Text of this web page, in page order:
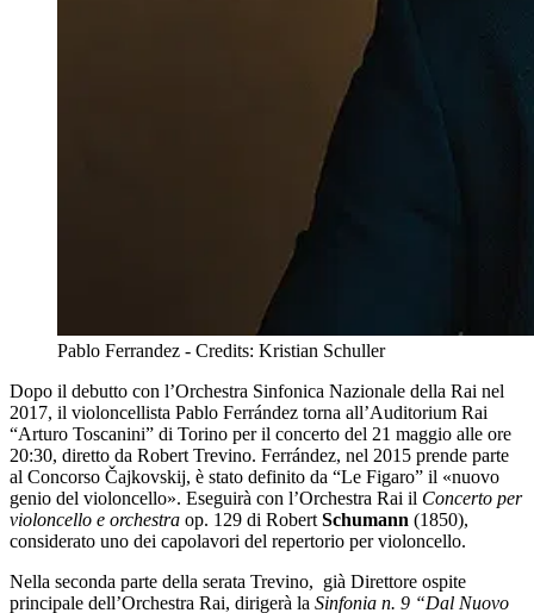
Pablo Ferrandez - Credits: Kristian Schuller
Dopo il debutto con l’Orchestra Sinfonica Nazionale della Rai nel
2017, il violoncellista Pablo Ferrández torna all’Auditorium Rai
“Arturo Toscanini” di Torino per il concerto del 21 maggio alle ore
20:30, diretto da Robert Trevino. Ferrández, nel 2015 prende parte
al Concorso Čajkovskij, è stato definito da “Le Figaro” il «nuovo
genio del violoncello». Eseguirà con l’Orchestra Rai il Concerto per
violoncello e orchestra op. 129 di Robert Schumann (1850),
considerato uno dei capolavori del repertorio per violoncello.
Nella seconda parte della serata Trevino, già Direttore ospite
principale dell’Orchestra Rai, dirigerà la Sinfonia n. 9 “Dal Nuovo